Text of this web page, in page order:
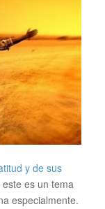
y de sus
es un tema
especialmente.